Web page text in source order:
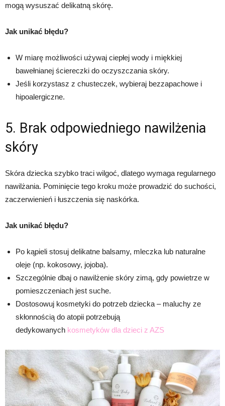
mogą wysuszać delikatną skórę.
Jak unikać błędu?
W miarę możliwości używaj ciepłej wody i miękkiej
bawełnianej ściereczki do oczyszczania skóry.
Jeśli korzystasz z chusteczek, wybieraj bezzapachowe i
hipoalergiczne.
5. Brak odpowiedniego nawilżenia
skóry
Skóra dziecka szybko traci wilgoć, dlatego wymaga regularnego
nawilżania. Pominięcie tego kroku może prowadzić do suchości,
zaczerwienień i łuszczenia się naskórka.
Jak unikać błędu?
Po kąpieli stosuj delikatne balsamy, mleczka lub naturalne
oleje (np. kokosowy, jojoba).
Szczególnie dbaj o nawilżenie skóry zimą, gdy powietrze w
pomieszczeniach jest suche.
Dostosowuj kosmetyki do potrzeb dziecka – maluchy ze
skłonnością do atopii potrzebują
dedykowanych kosmetyków dla dzieci z AZS